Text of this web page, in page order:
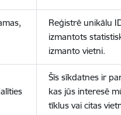
Reģistrē unikālu
izmantots
izmanto vietni.
Šīs sīkdatnes ir
kas jūs interesē
tīklus vai citas